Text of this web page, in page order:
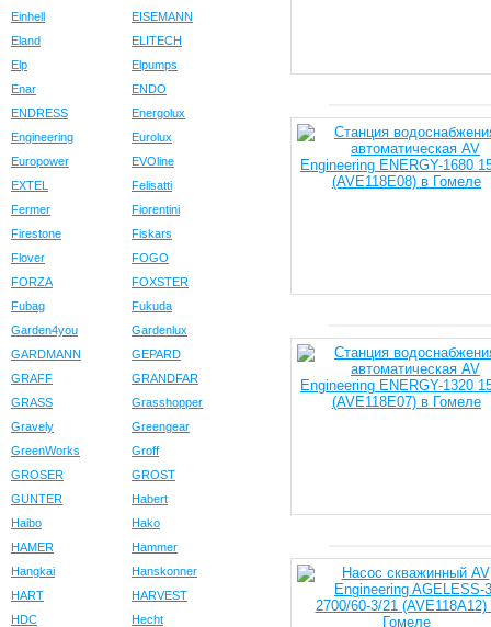
Einhell
EISEMANN
Eland
ELITECH
Elp
Elpumps
Enar
ENDO
ENDRESS
Energolux
Engineering
Eurolux
Europower
EVOline
EXTEL
Felisatti
Fermer
Fiorentini
Firestone
Fiskars
Flover
FOGO
FORZA
FOXSTER
Fubag
Fukuda
Garden4you
Gardenlux
GARDMANN
GEPARD
GRAFF
GRANDFAR
GRASS
Grasshopper
Gravely
Greengear
GreenWorks
Groff
GROSER
GROST
GUNTER
Habert
Haibo
Hako
HAMER
Hammer
Hangkai
Hanskonner
HART
HARVEST
HDC
Hecht